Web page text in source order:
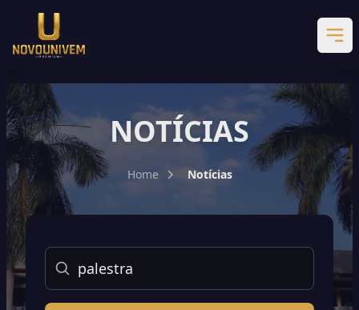
NOTÍCIAS
Home Notícias
Buscar